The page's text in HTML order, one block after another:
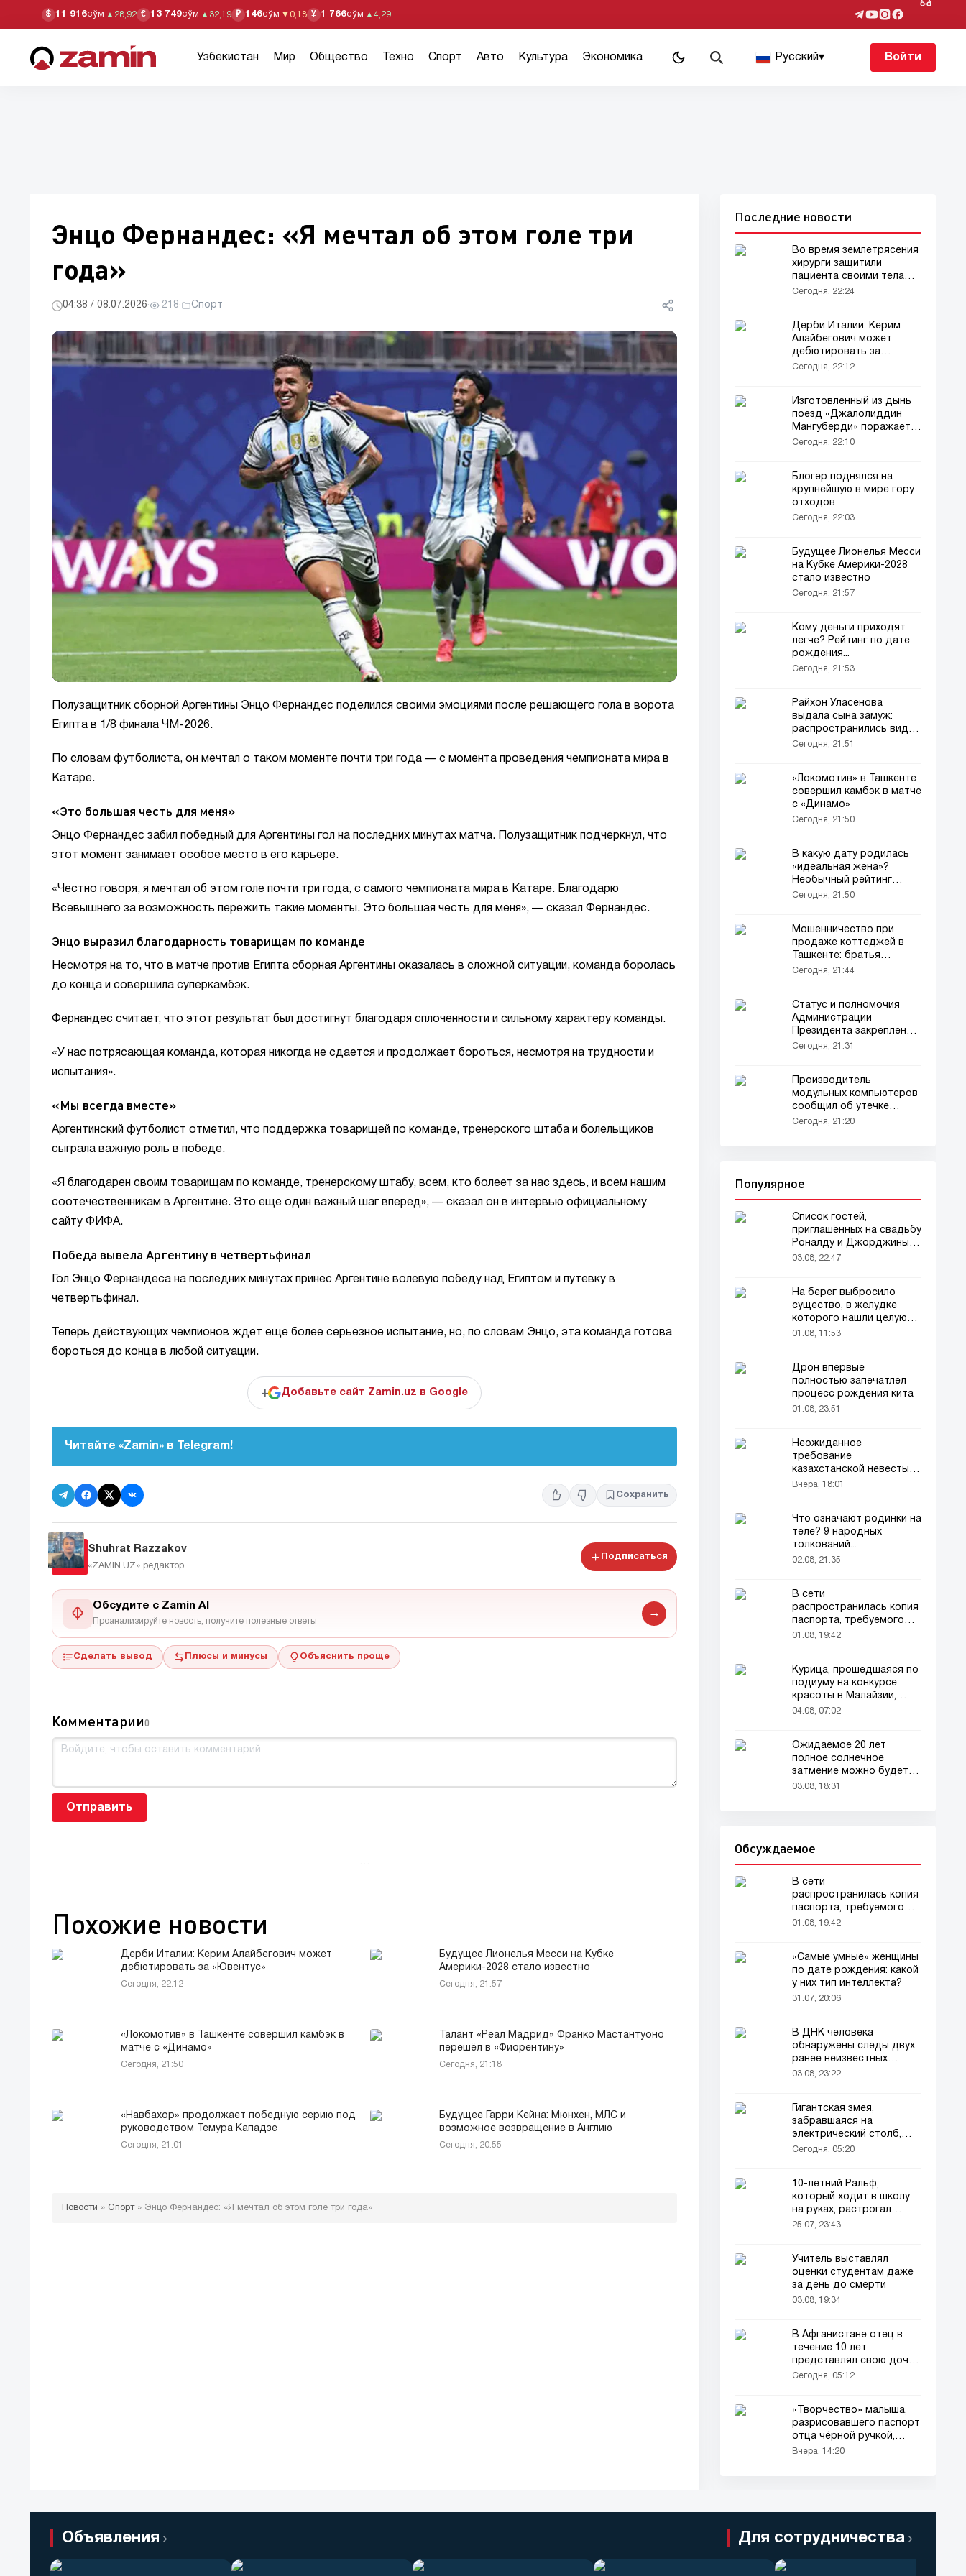
$ 11 916сўм ▲ 28,92 € 13 749сўм ▲ 32,19 ₽ 146сўм ▼ 0,18 ¥ 1 766сўм ▲ 4,29
Узбекистан Мир Общество Техно Спорт Авто Культура Экономика Русский▾ Войти
Энцо Фернандес: «Я мечтал об этом голе три
года»
04:38 / 08.07.2026· 218· Спорт
Полузащитник сборной Аргентины Энцо Фернандес поделился своими эмоциями после решающего гола в ворота
Египта в 1/8 финала ЧМ-2026.
По словам футболиста, он мечтал о таком моменте почти три года — с момента проведения чемпионата мира в
Катаре.
«Это большая честь для меня»
Энцо Фернандес забил победный для Аргентины гол на последних минутах матча. Полузащитник подчеркнул, что
этот момент занимает особое место в его карьере.
«Честно говоря, я мечтал об этом голе почти три года, с самого чемпионата мира в Катаре. Благодарю
Всевышнего за возможность пережить такие моменты. Это большая честь для меня», — сказал Фернандес.
Энцо выразил благодарность товарищам по команде
Несмотря на то, что в матче против Египта сборная Аргентины оказалась в сложной ситуации, команда боролась
до конца и совершила суперкамбэк.
Фернандес считает, что этот результат был достигнут благодаря сплоченности и сильному характеру команды.
«У нас потрясающая команда, которая никогда не сдается и продолжает бороться, несмотря на трудности и
испытания».
«Мы всегда вместе»
Аргентинский футболист отметил, что поддержка товарищей по команде, тренерского штаба и болельщиков
сыграла важную роль в победе.
«Я благодарен своим товарищам по команде, тренерскому штабу, всем, кто болеет за нас здесь, и всем нашим
соотечественникам в Аргентине. Это еще один важный шаг вперед», — сказал он в интервью официальному
сайту ФИФА.
Победа вывела Аргентину в четвертьфинал
Гол Энцо Фернандеса на последних минутах принес Аргентине волевую победу над Египтом и путевку в
четвертьфинал.
Теперь действующих чемпионов ждет еще более серьезное испытание, но, по словам Энцо, эта команда готова
бороться до конца в любой ситуации.
+ Добавьте сайт Zamin.uz в Google
Читайте «Zamin» в Telegram!
Сохранить
Shuhrat Razzakov
«ZAMIN.UZ» редактор
Подписаться
Обсудите с Zamin AI
Проанализируйте новость, получите полезные ответы
→
Сделать вывод Плюсы и минусы Объяснить проще
Комментарии0
Отправить
…
Похожие новости
Дерби Италии: Керим Алайбегович может
дебютировать за «Ювентус»
Сегодня, 22:12
Будущее Лионелья Месси на Кубке
Америки-2028 стало известно
Сегодня, 21:57
«Локомотив» в Ташкенте совершил камбэк в
матче с «Динамо»
Сегодня, 21:50
Талант «Реал Мадрид» Франко Мастантуоно
перешёл в «Фиорентину»
Сегодня, 21:18
«Навбахор» продолжает победную серию под
руководством Темура Кападзе
Сегодня, 21:01
Будущее Гарри Кейна: Мюнхен, МЛС и
возможное возвращение в Англию
Сегодня, 20:55
Новости » Спорт» Энцо Фернандес: «Я мечтал об этом голе три года»
Последние новости
Во время землетрясения
хирурги защитили
пациента своими телами
(видео)
Сегодня, 22:24
Дерби Италии: Керим
Алайбегович может
дебютировать за
«Ювентус»
Сегодня, 22:12
Изготовленный из дынь
поезд «Джалолиддин
Мангуберди» поражает
гостей фестиваля
Сегодня, 22:10
Блогер поднялся на
крупнейшую в мире гору
отходов
Сегодня, 22:03
Будущее Лионелья Месси
на Кубке Америки-2028
стало известно
Сегодня, 21:57
Кому деньги приходят
легче? Рейтинг по дате
рождения...
Сегодня, 21:53
Райхон Уласенова
выдала сына замуж:
распространились видео
с торжества
Сегодня, 21:51
«Локомотив» в Ташкенте
совершил камбэк в матче
с «Динамо»
Сегодня, 21:50
В какую дату родилась
«идеальная жена»?
Необычный рейтинг…
Сегодня, 21:50
Мошенничество при
продаже коттеджей в
Ташкенте: братья
задержаны (видео)
Сегодня, 21:44
Статус и полномочия
Администрации
Президента закреплены
законом
Сегодня, 21:31
Производитель
модульных компьютеров
сообщил об утечке
данных
Сегодня, 21:20
Популярное
Список гостей,
приглашённых на свадьбу
Роналду и Джорджины,
вызвал ажиотаж
03.08, 22:47
На берег выбросило
существо, в желудке
которого нашли целую
добычу
01.08, 11:53
Дрон впервые
полностью запечатлел
процесс рождения кита
01.08, 23:51
Неожиданное
требование
казахстанской невесты в
качестве махра удивило
Вчера, 18:01
Что означают родинки на
теле? 9 народных
толкований...
02.08, 21:35
В сети
распространилась копия
паспорта, требуемого
для домашних животных
01.08, 19:42
Курица, прошедшаяся по
подиуму на конкурсе
красоты в Малайзии,
привлекла внимание
04.08, 07:02
Ожидаемое 20 лет
полное солнечное
затмение можно будет
наблюдать в августе
03.08, 18:31
Обсуждаемое
В сети
распространилась копия
паспорта, требуемого
для домашних животных
01.08, 19:42
«Самые умные» женщины
по дате рождения: какой
у них тип интеллекта?
31.07, 20:06
В ДНК человека
обнаружены следы двух
ранее неизвестных
предков
03.08, 23:22
Гигантская змея,
забравшаяся на
электрический столб,
погибла от удара током
Сегодня, 05:20
10-летний Ральф,
который ходит в школу
на руках, растрогал
пользователей соцсетей
25.07, 23:43
Учитель выставлял
оценки студентам даже
за день до смерти
03.08, 19:34
В Афганистане отец в
течение 10 лет
представлял свою дочь
окружающим как
Сегодня, 05:12
«Творчество» малыша,
разрисовавшего паспорт
отца чёрной ручкой,
привлекло всеобщее
Вчера, 14:20
Объявления Для сотрудничества